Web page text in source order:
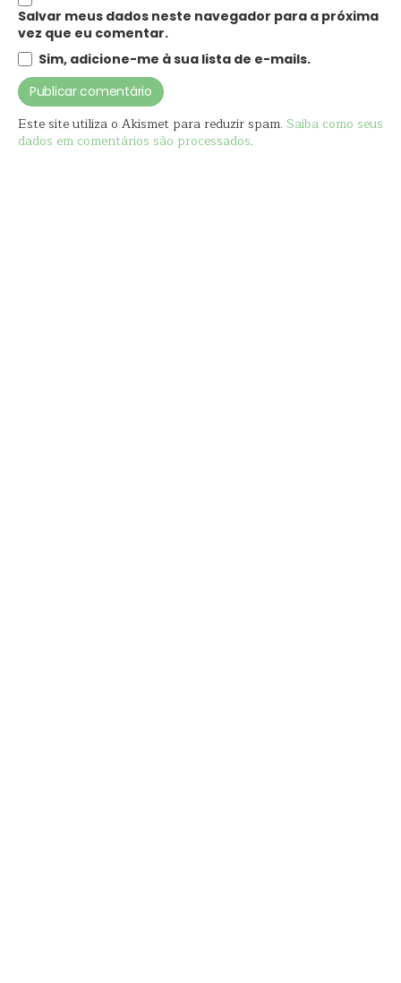
Salvar meus dados neste navegador para a próxima
vez que eu comentar.
Sim, adicione-me à sua lista de e-mails.
Este site utiliza o Akismet para reduzir spam. Saiba como seus
dados em comentários são processados.